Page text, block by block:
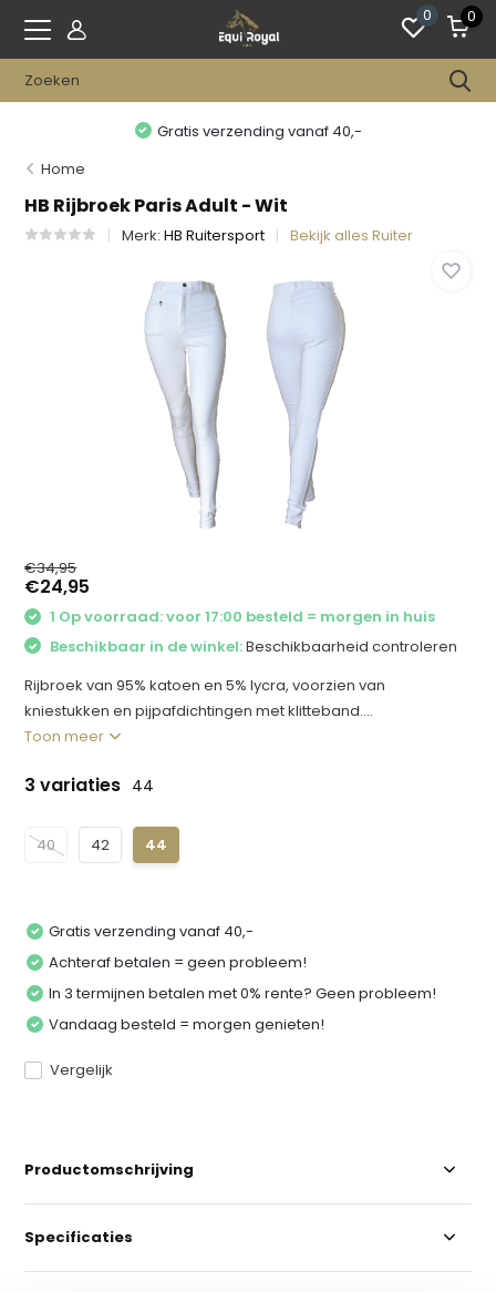
0 0
Gratis verzending vanaf 40,-
Home
HB Rijbroek Paris Adult - Wit
Merk:HB Ruitersport Bekijk alles Ruiter
€34,95
€24,95
1 Op voorraad: voor 17:00 besteld = morgen in huis
Beschikbaar in de winkel:Beschikbaarheid controleren
Rijbroek van 95% katoen en 5% lycra, voorzien van
kniestukken en pijpafdichtingen met klitteband....
Toon meer
3 variaties 44
40 42 44
Gratis verzending vanaf 40,-
Achteraf betalen = geen probleem!
In 3 termijnen betalen met 0% rente? Geen probleem!
Vandaag besteld = morgen genieten!
Vergelijk
Productomschrijving
Specificaties